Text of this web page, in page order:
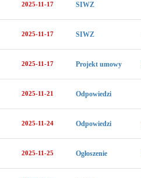
2025-11-17 SIWZ
2025-11-17 SIWZ
2025-11-17 Projekt umowy
2025-11-21 Odpowiedzi
2025-11-24 Odpowiedzi
2025-11-25 Ogłoszenie